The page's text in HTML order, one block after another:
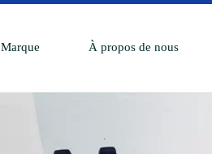
Marque À propos de nous